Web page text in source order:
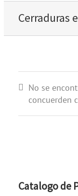
Cerraduras
No se
concuerden
Catalogo de